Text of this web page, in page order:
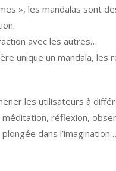
», les mandalas sont
avec les autres…
unique un mandala, les
les utilisateurs à
réflexion,
dans l’imagination…